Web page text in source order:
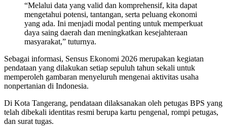
“Melalui data yang valid dan komprehensif, kita dapat
mengetahui potensi, tantangan, serta peluang ekonomi
yang ada. Ini menjadi modal penting untuk memperkuat
daya saing daerah dan meningkatkan kesejahteraan
masyarakat,” tuturnya.
Sebagai informasi, Sensus Ekonomi 2026 merupakan kegiatan
pendataan yang dilakukan setiap sepuluh tahun sekali untuk
memperoleh gambaran menyeluruh mengenai aktivitas usaha
nonpertanian di Indonesia.
Di Kota Tangerang, pendataan dilaksanakan oleh petugas BPS yang
telah dibekali identitas resmi berupa kartu pengenal, rompi petugas,
dan surat tugas.